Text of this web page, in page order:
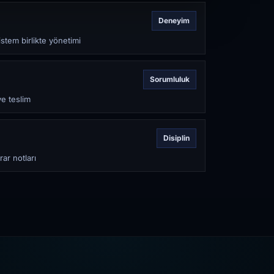
Deneyim
birlikte yönetimi
Sorumluluk
teslim
Disiplin
notları